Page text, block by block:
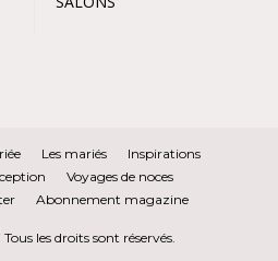
Les mariés
Inspirations
Voyages de noces
Abonnement magazine
les droits sont réservés.